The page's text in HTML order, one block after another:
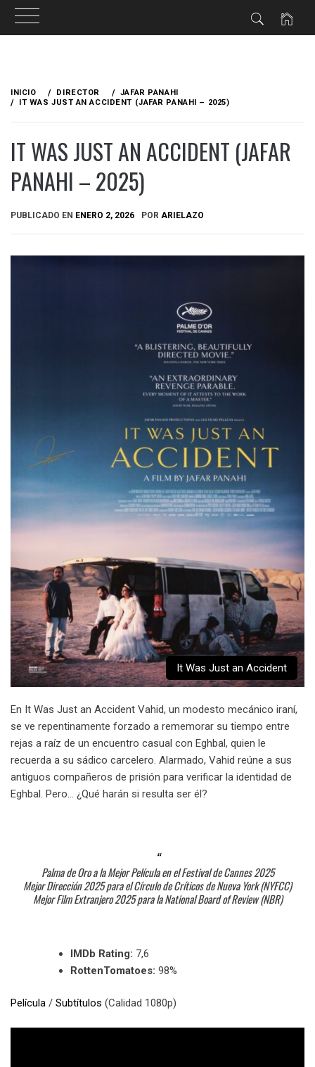
contenido
INICIO DIRECTOR
JAFAR PANAHI
IT WAS JUST AN ACCIDENT (JAFAR PANAHI – 2025)
IT WAS JUST AN ACCIDENT (JAFAR
PANAHI – 2025)
PUBLICADO EN ENERO 2, 2026 POR ARIELAZO
It Was Just an Accident
En It Was Just an Accident Vahid, un modesto mecánico iraní,
se ve repentinamente forzado a rememorar su tiempo entre
rejas a raíz de un encuentro casual con Eghbal, quien le
recuerda a su sádico carcelero. Alarmado, Vahid reúne a sus
antiguos compañeros de prisión para verificar la identidad de
Eghbal. Pero… ¿Qué harán si resulta ser él?
Palma de Oro a la Mejor Película en el Festival de Cannes 2025
Mejor Dirección 2025 para el Círculo de Críticos de Nueva York (NYFCC)
Mejor Film Extranjero 2025 para la National Board of Review (NBR)
IMDb Rating: 7,6
RottenTomatoes: 98%
Película / Subtítulos (Calidad 1080p)